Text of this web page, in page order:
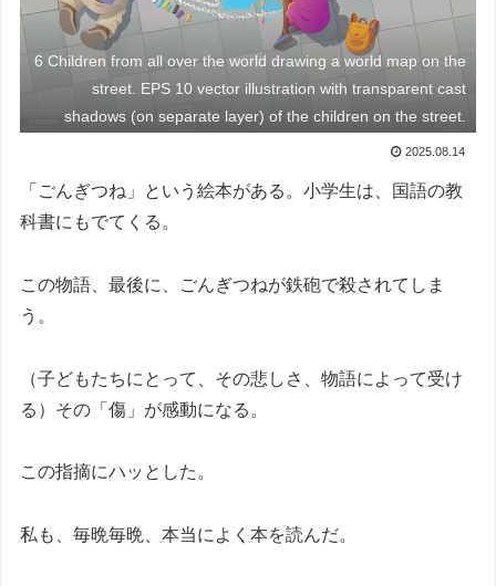
6 Children from all over the world drawing a world map on the
street. EPS 10 vector illustration with transparent cast
shadows (on separate layer) of the children on the street.
2025.08.14
「ごんぎつね」という絵本がある。小学生は、国語の教
科書にもでてくる。
この物語、最後に、ごんぎつねが鉄砲で殺されてしま
う。
（子どもたちにとって、その悲しさ、物語によって受け
る）その「傷」が感動になる。
この指摘にハッとした。
私も、毎晩毎晩、本当によく本を読んだ。